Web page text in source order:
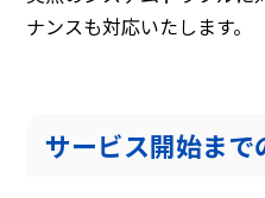
ナンスも対応いたします。
サービス開始まで